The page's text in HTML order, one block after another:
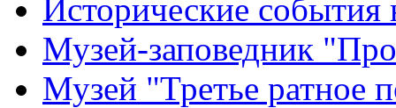
Исторические
Музей-заповедник
Музей "Третье ратное